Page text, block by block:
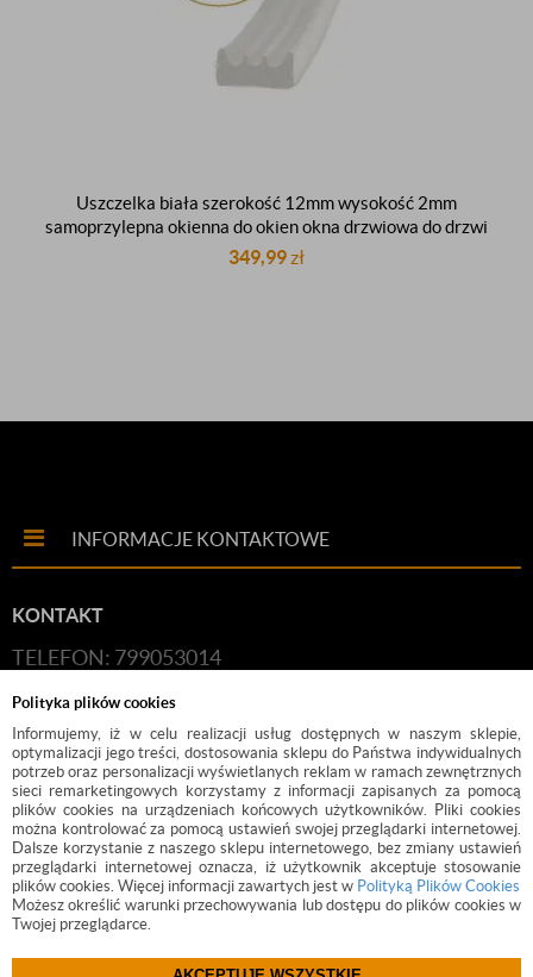
Polityka plików cookies
Informujemy, iż w celu realizacji usług dostępnych w naszym sklepie,
optymalizacji jego treści, dostosowania sklepu do Państwa indywidualnych
potrzeb oraz personalizacji wyświetlanych reklam w ramach zewnętrznych
sieci remarketingowych korzystamy z informacji zapisanych za pomocą
plików cookies na urządzeniach końcowych użytkowników. Pliki cookies
można kontrolować za pomocą ustawień swojej przeglądarki internetowej.
Dalsze korzystanie z naszego sklepu internetowego, bez zmiany ustawień
przeglądarki internetowej oznacza, iż użytkownik akceptuje stosowanie
plików cookies. Więcej informacji zawartych jest w Polityką Plików Cookies
Możesz określić warunki przechowywania lub dostępu do plików cookies w
Twojej przeglądarce.
Uszczelka biała szerokość 12mm wysokość 2mm
samoprzylepna okienna do okien okna drzwiowa do drzwi
rolka 150m
349,99zł
INFORMACJE KONTAKTOWE
KONTAKT
TELEFON: 799053014
E-MAIL:HANDLOWY@BUDFIX.PL
GODZINY PRACY: 8:00-16:00 (PONIEDZIAŁEK-
PIĄTEK)
DANE FIRMY: BUDFIX JOANNA JÓŹWICKA, UL.
KOŚCIUSZKI 2, 05-140, SEROCK, NIP: 118-189-85-82